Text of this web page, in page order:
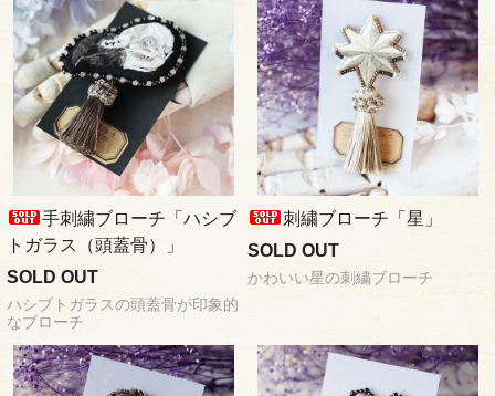
手刺繍ブローチ「ハシブ
トガラス（頭蓋骨）」
SOLD OUT
ハシブトガラスの頭蓋骨が印象的
なブローチ
刺繍ブローチ「星」
SOLD OUT
かわいい星の刺繍ブローチ